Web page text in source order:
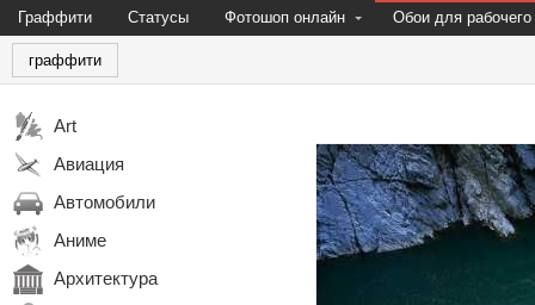
Граффити Статусы Фотошоп онлайн Обои для рабочего
граффити
Art
Авиация
Автомобили
Аниме
Архитектура